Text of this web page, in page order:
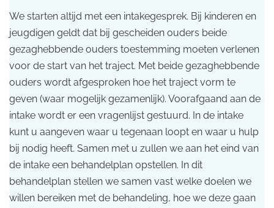
We starten altijd met een intakegesprek. Bij kinderen en
jeugdigen geldt dat bij gescheiden ouders beide
gezaghebbende ouders toestemming moeten verlenen
voor de start van het traject. Met beide gezaghebbende
ouders wordt afgesproken hoe het traject vorm te
geven (waar mogelijk gezamenlijk). Voorafgaand aan de
intake wordt er een vragenlijst gestuurd. In de intake
kunt u aangeven waar u tegenaan loopt en waar u hulp
bij nodig heeft. Samen met u zullen we aan het eind van
de intake een behandelplan opstellen. In dit
behandelplan stellen we samen vast welke doelen we
willen bereiken met de behandeling, hoe we deze gaan